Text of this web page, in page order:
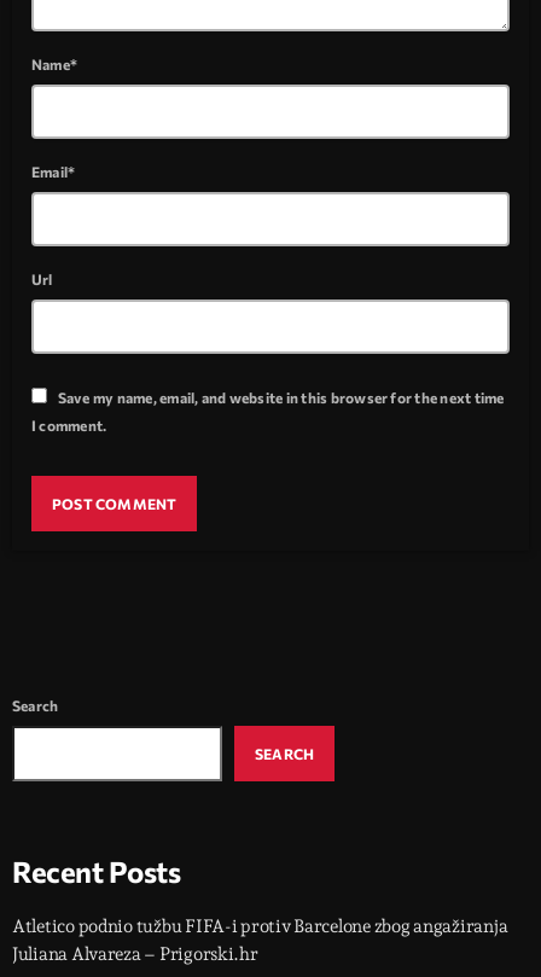
Name*
Email*
Url
Save my name, email, and website in this browser for the next time
I comment.
Search
SEARCH
Recent Posts
Atletico podnio tužbu FIFA-i protiv Barcelone zbog angažiranja
Juliana Alvareza – Prigorski.hr